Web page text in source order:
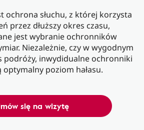
ochrona słuchu, z której korzysta
przez dłuższy okres czasu,
jest wybranie ochronników
Niezależnie, czy w wygodnym
podróży, inwydidualne ochronniki
optymalny poziom hałasu.
się na wizytę